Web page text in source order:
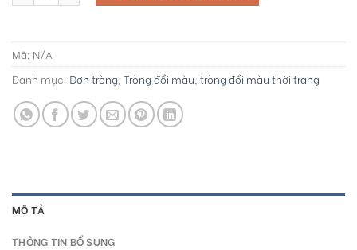
Mã: N/A
Danh mục: Đơn tròng Tròng đổi màu tròng đổi màu thời trang
MÔ TẢ
THÔNG TIN BỔ SUNG